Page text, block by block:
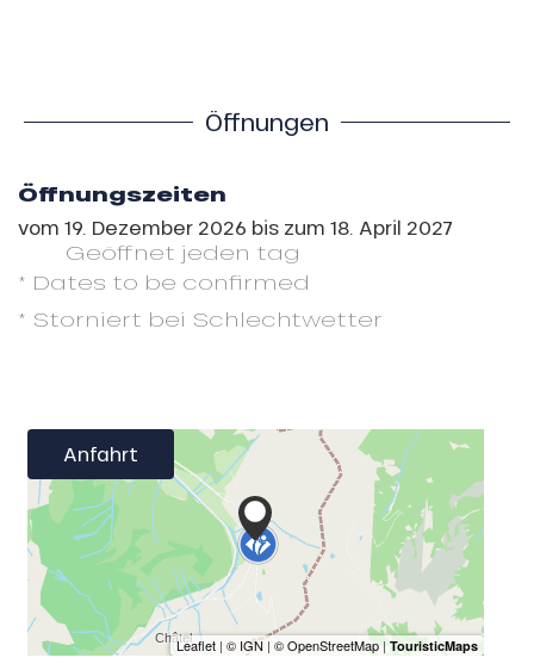
Öffnungen
Öffnungszeiten
vom 19. Dezember 2026 bis zum 18. April 2027
Geöffnet jeden tag
* Dates to be confirmed
* Storniert bei Schlechtwetter
Anfahrt